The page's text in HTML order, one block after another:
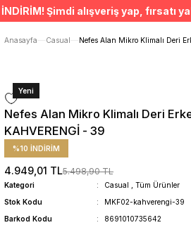
ÜCRETSİZ TESLİMAT
SÜRDÜRÜLEBİLİR
Anasayfa
Casual Nefes Alan Mikro Klimalı Deri
Yeni
Nefes Alan Mikro Klimalı Deri
KAHVERENGİ - 39
%10 İNDİRİM
4.949,01 TL5.498,90 TL
Kategori Casual
Tüm Ürünler
Stok Kodu
MKF02-kahverengi-39
Barkod Kodu
8691010735642
Şimdi alışveriş yap, fırsatı